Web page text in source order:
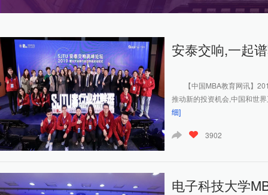
安泰交响,一起
【中国MBA教育网讯】
推动新的投资机会,中国和世
细]
3902
电子科技大学